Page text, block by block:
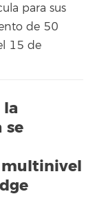
para sus
de 50
15 de
la
se
multinivel